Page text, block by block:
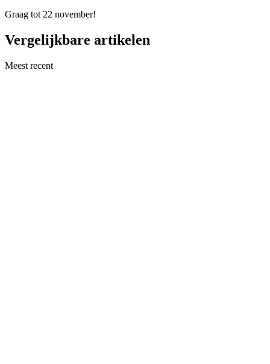
Graag tot 22 november!
Vergelijkbare artikelen
Meest recent